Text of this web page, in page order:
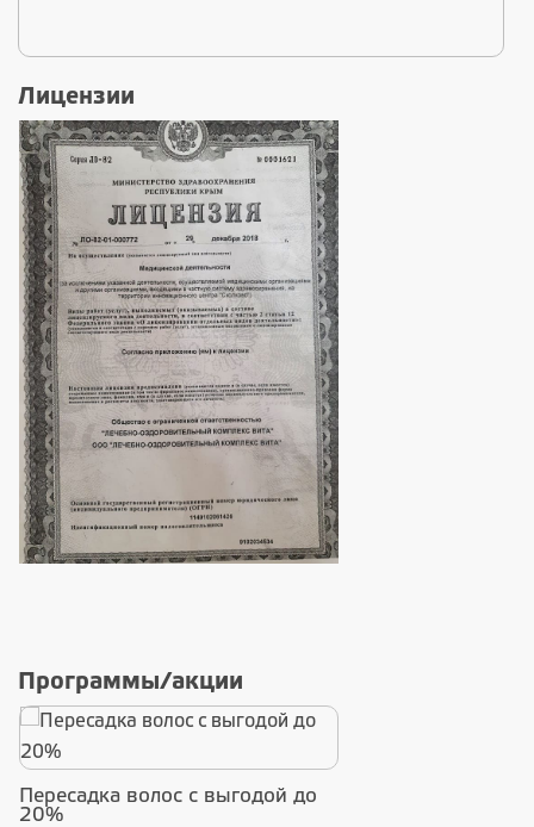
Лицензии
Программы/акции
Пересадка волос с выгодой до
20%